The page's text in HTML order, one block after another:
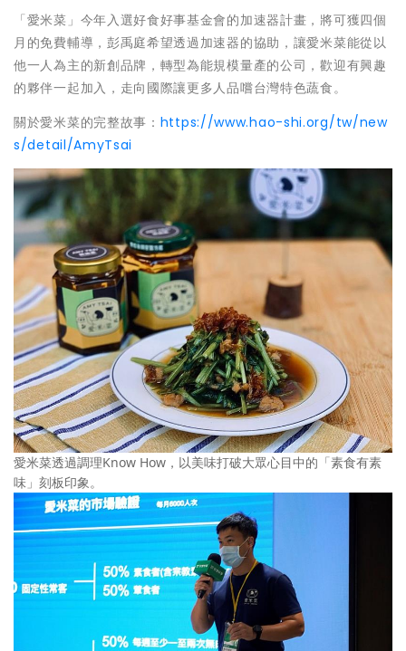
「愛米菜」今年入選好食好事基金會的加速器計畫，將可獲四個
月的免費輔導，彭禹庭希望透過加速器的協助，讓愛米菜能從以
他一人為主的新創品牌，轉型為能規模量產的公司，歡迎有興趣
的夥伴一起加入，走向國際讓更多人品嚐台灣特色蔬食。
關於愛米菜的完整故事： https://www.hao-shi.org/tw/new
s/detail/AmyTsai
愛米菜透過調理Know How，以美味打破大眾心目中的「素食有素
味」刻板印象。